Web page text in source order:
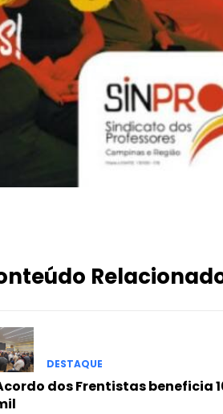
DESTAQUE
dos Frentistas beneficia